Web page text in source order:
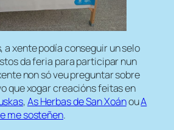
a xente podía conseguir un selo
da feria para participar nun
non só veu preguntar sobre
que xogar creacións feitas en
,As Herbas de San XoánouA
me sosteñen.